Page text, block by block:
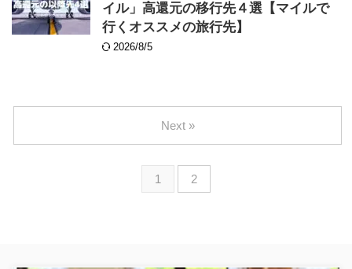
イル」高還元の移行先４選【マイルで
行くオススメの旅行先】
2026/8/5
1 2
Next »